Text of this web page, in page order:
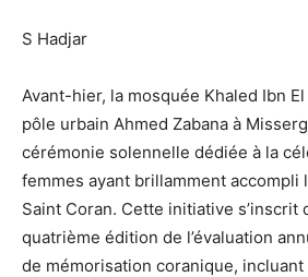
S Hadjar
Avant-hier, la mosquée Khaled Ibn
pôle urbain Ahmed Zabana à
cérémonie solennelle dédiée à la
femmes ayant brillamment accompli
Saint Coran. Cette initiative s’inscrit
quatrième édition de l’évaluation
de mémorisation coranique,